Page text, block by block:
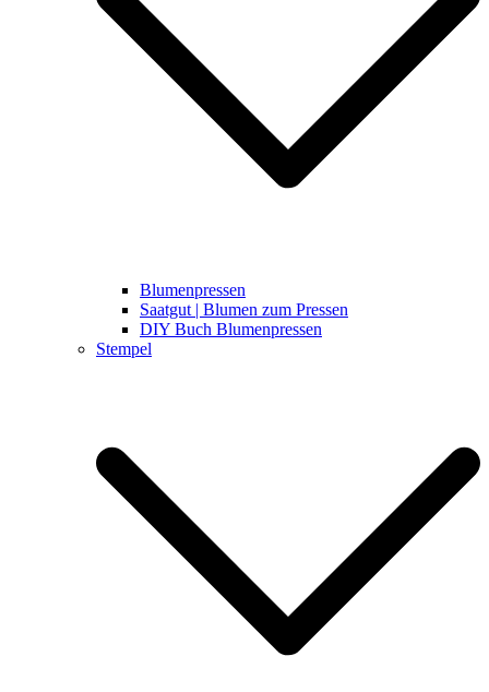
Blumenpressen
Saatgut | Blumen zum Pressen
DIY Buch Blumenpressen
Stempel